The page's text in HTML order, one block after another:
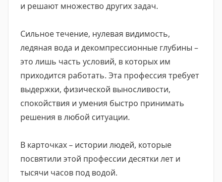
и решают множество других задач.
Сильное течение, нулевая видимость,
ледяная вода и декомпрессионные глубины –
это лишь часть условий, в которых им
приходится работать. Эта профессия требует
выдержки, физической выносливости,
спокойствия и умения быстро принимать
решения в любой ситуации.
В карточках – истории людей, которые
посвятили этой профессии десятки лет и
тысячи часов под водой.